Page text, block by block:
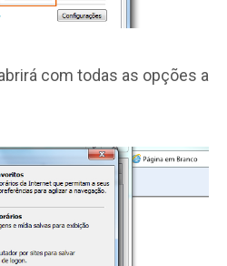
com todas as opções a